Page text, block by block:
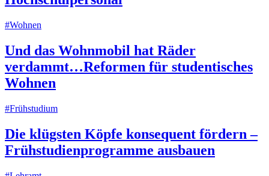
#Wohnen
Und das Wohnmobil hat Räder
verdammt…Reformen für studentisches
Wohnen
#Frühstudium
Die klügsten Köpfe konsequent fördern –
Frühstudienprogramme ausbauen